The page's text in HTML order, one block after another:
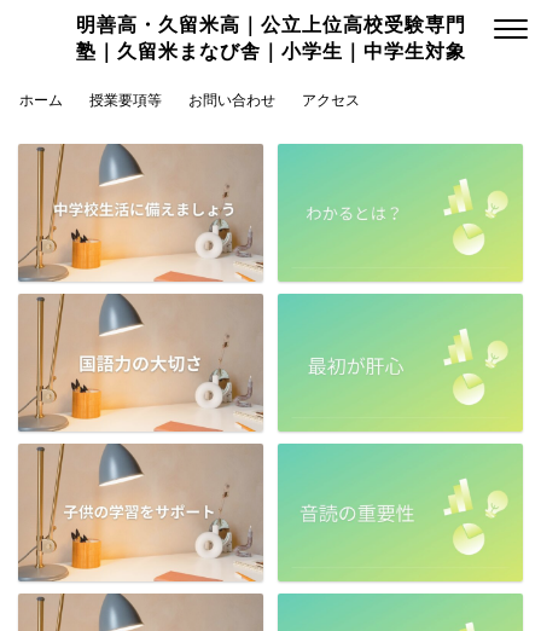
明善高・久留米高｜公立上位高校受験専門
塾｜久留米まなび舎｜小学生｜中学生対象
ホーム 授業要項等 お問い合わせ アクセス